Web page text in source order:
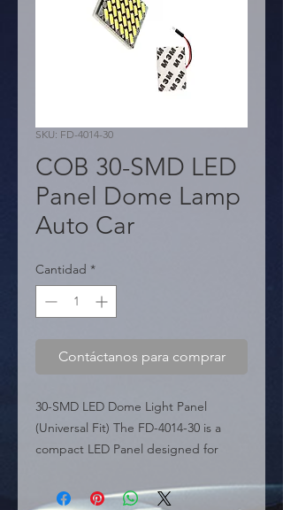
SKU: FD-4014-30
COB 30-SMD LED
Panel Dome Lamp
Auto Car
Cantidad *
Contáctanos para comprar
30-SMD LED Dome Light Panel
(Universal Fit) The FD-4014-30 is a
compact LED Panel designed for
Featuring 30 SMD LEDs, it delivers a